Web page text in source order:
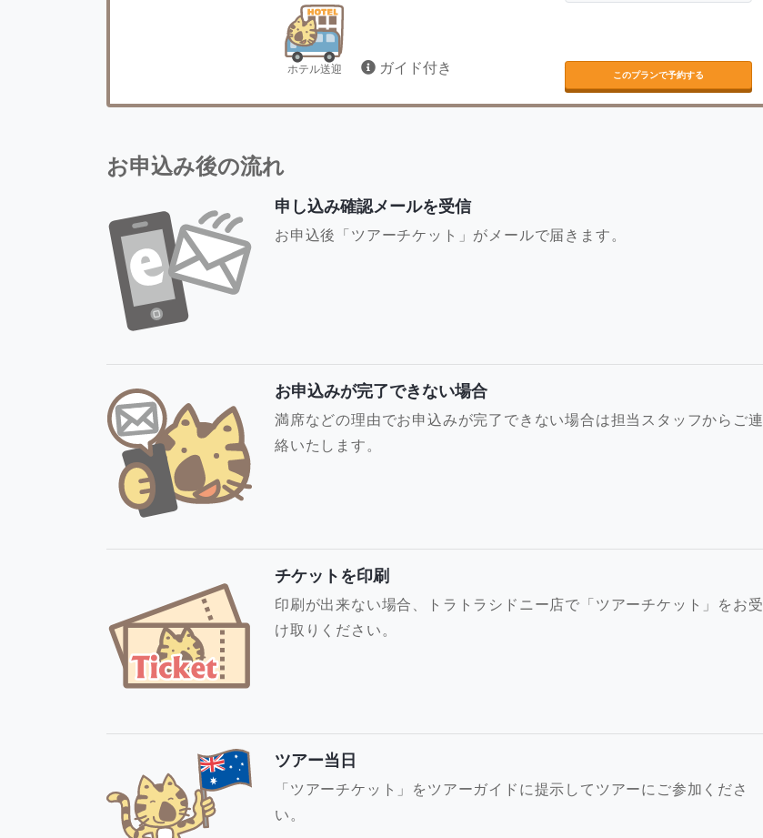
ホテル送迎 ガイド付き このプランで予約する
お申込み後の流れ
申し込み確認メールを受信
お申込後「ツアーチケット」がメールで届きます。
お申込みが完了できない場合
満席などの理由でお申込みが完了できない場合は担当スタッフからご連
絡いたします。
チケットを印刷
印刷が出来ない場合、トラトラシドニー店で「ツアーチケット」をお受
け取りください。
ツアー当日
「ツアーチケット」をツアーガイドに提示してツアーにご参加くださ
い。